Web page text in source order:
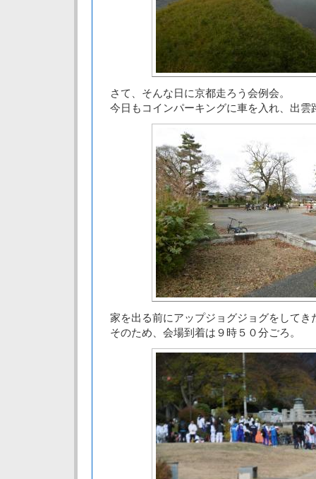
さて、そんな日に京都走ろう会例会。
今日もコインパーキングに車を入れ、出雲
家を出る前にアップジョグジョグをしてき
そのため、会場到着は９時５０分ごろ。